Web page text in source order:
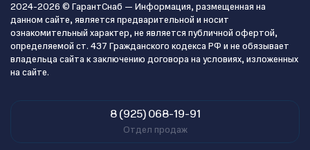
2024-2026 © ГарантСнаб — Информация, размещенная на
данном сайте, является предварительной и носит
ознакомительный характер, не является публичной офертой,
определяемой ст. 437 Гражданского кодекса РФ и не обязывает
владельца сайта к заключению договора на условиях, изложенных
на сайте.
8 (925) 068-19-91
Отдел продаж